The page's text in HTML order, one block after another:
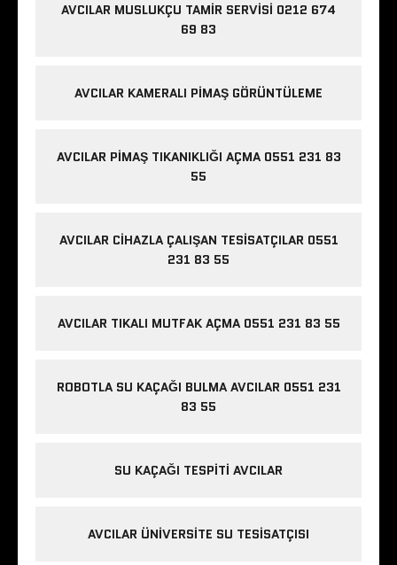
AVCILAR MUSLUKÇU TAMIR SERVISI 0212 674
69 83
AVCILAR KAMERALI PIMAŞ GÖRÜNTÜLEME
AVCILAR PIMAŞ TIKANIKLIĞI AÇMA 0551 231 83
55
AVCILAR CIHAZLA ÇALIŞAN TESISATÇILAR 0551
231 83 55
AVCILAR TIKALI MUTFAK AÇMA 0551 231 83 55
ROBOTLA SU KAÇAĞI BULMA AVCILAR 0551 231
83 55
SU KAÇAĞI TESPITI AVCILAR
AVCILAR ÜNIVERSITE SU TESISATÇISI